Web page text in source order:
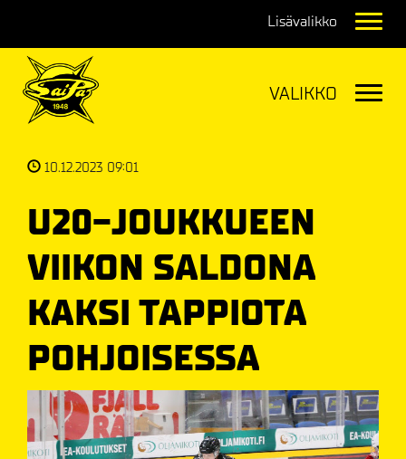
10.12.2023 09:01
U20-JOUKKUEEN
VIIKON SALDONA
KAKSI TAPPIOTA
POHJOISESSA